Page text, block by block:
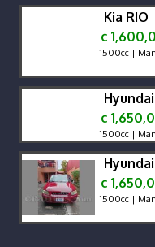
Kia RIO
¢
1500cc |
¢
1500cc |
¢
1500cc |